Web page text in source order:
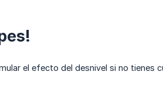
el efecto del desnivel si no tienes